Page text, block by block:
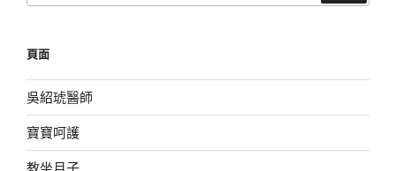
字:
頁面
吳紹琥醫師
寶寶呵護
教坐月子